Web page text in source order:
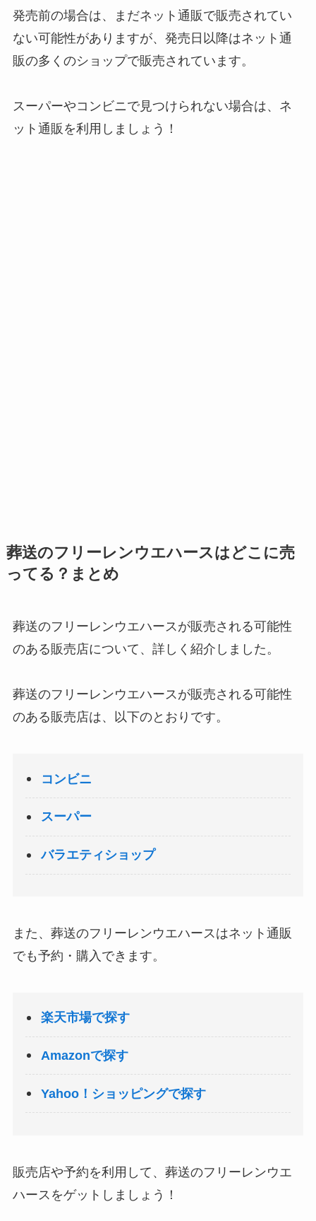
発売前の場合は、まだネット通販で販売されてい
ない可能性がありますが、発売日以降はネット通
販の多くのショップで販売されています。
スーパーやコンビニで見つけられない場合は、ネ
ット通販を利用しましょう！
葬送のフリーレンウエハースはどこに売
ってる？まとめ
葬送のフリーレンウエハースが販売される可能性
のある販売店について、詳しく紹介しました。
葬送のフリーレンウエハースが販売される可能性
のある販売店は、以下のとおりです。
コンビニ
スーパー
バラエティショップ
また、葬送のフリーレンウエハースはネット通販
でも予約・購入できます。
楽天市場で探す
Amazonで探す
Yahoo！ショッピングで探す
販売店や予約を利用して、葬送のフリーレンウエ
ハースをゲットしましょう！